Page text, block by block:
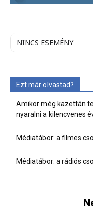
NINCS ESEMÉNY
Ezt már olvastad?
Amikor még kazettán
nyaralni a kilencvenes
Médiatábor: a filmes
Médiatábor: a rádiós